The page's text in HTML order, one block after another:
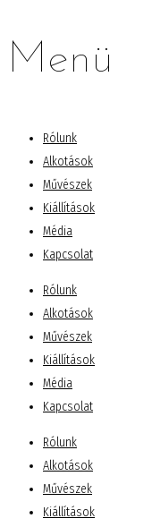
Menü
Rólunk
Alkotások
Művészek
Kiállítások
Média
Kapcsolat
Rólunk
Alkotások
Művészek
Kiállítások
Média
Kapcsolat
Rólunk
Alkotások
Művészek
Kiállítások